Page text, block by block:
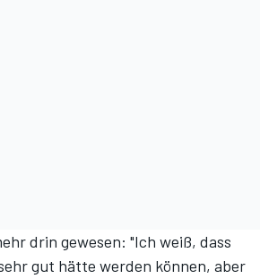
drin gewesen: "Ich weiß, dass
gut hätte werden können, aber